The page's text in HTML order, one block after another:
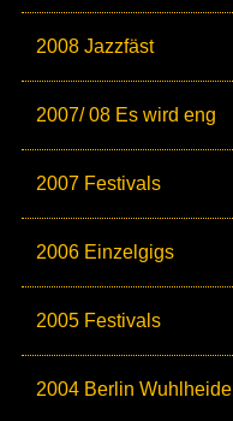
2008 Jazzfäst
2007/ 08 Es wird eng
2007 Festivals
2006 Einzelgigs
2005 Festivals
2004 Berlin Wuhlheide